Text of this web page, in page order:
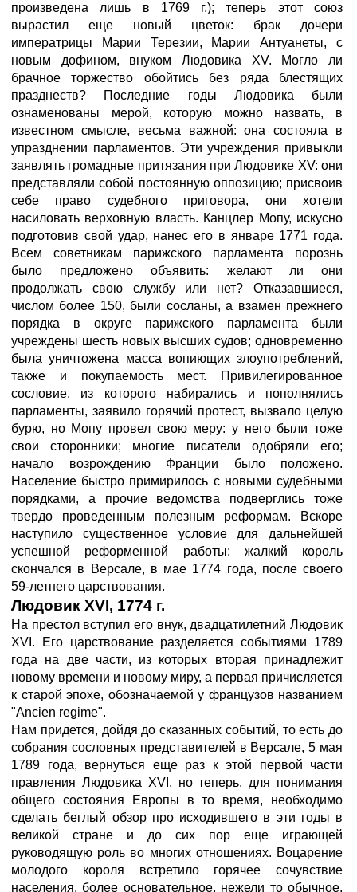
произведена лишь в 1769 г.); теперь этот союз
вырастил еще новый цветок: брак дочери
императрицы Марии Терезии, Марии Антуанеты, с
новым дофином, внуком Людовика XV. Могло ли
брачное торжество обойтись без ряда блестящих
празднеств? Последние годы Людовика были
ознаменованы мерой, которую можно назвать, в
известном смысле, весьма важной: она состояла в
упразднении парламентов. Эти учреждения привыкли
заявлять громадные притязания при Людовике XV: они
представляли собой постоянную оппозицию; присвоив
себе право судебного приговора, они хотели
насиловать верховную власть. Канцлер Мопу, искусно
подготовив свой удар, нанес его в январе 1771 года.
Всем советникам парижского парламента порознь
было предложено объявить: желают ли они
продолжать свою службу или нет? Отказавшиеся,
числом более 150, были сосланы, а взамен прежнего
порядка в округе парижского парламента были
учреждены шесть новых высших судов; одновременно
была уничтожена масса вопиющих злоупотреблений,
также и покупаемость мест. Привилегированное
сословие, из которого набирались и пополнялись
парламенты, заявило горячий протест, вызвало целую
бурю, но Мопу провел свою меру: у него были тоже
свои сторонники; многие писатели одобряли его;
начало возрождению Франции было положено.
Население быстро примирилось с новыми судебными
порядками, а прочие ведомства подверглись тоже
твердо проведенным полезным реформам. Вскоре
наступило существенное условие для дальнейшей
успешной реформенной работы: жалкий король
скончался в Версале, в мае 1774 года, после своего
59-летнего царствования.
Людовик XVI, 1774 г.
На престол вступил его внук, двадцатилетний Людовик
XVI. Его царствование разделяется событиями 1789
года на две части, из которых вторая принадлежит
новому времени и новому миру, а первая причисляется
к старой эпохе, обозначаемой у французов названием
"Ancien regime".
Нам придется, дойдя до сказанных событий, то есть до
собрания сословных представителей в Версале, 5 мая
1789 года, вернуться еще раз к этой первой части
правления Людовика XVI, но теперь, для понимания
общего состояния Европы в то время, необходимо
сделать беглый обзор про исходившего в эти годы в
великой стране и до сих пор еще играющей
руководящую роль во многих отношениях. Воцарение
молодого короля встретило горячее сочувствие
населения, более основательное, нежели то обычное,